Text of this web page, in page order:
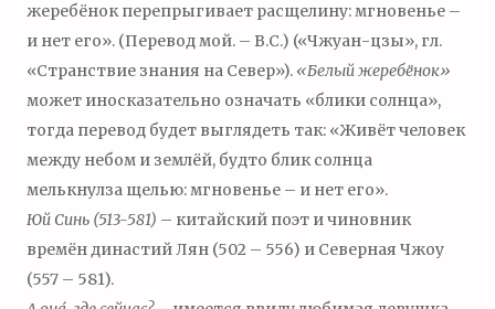
жеребёнок перепрыгивает расщелину: мгновенье –
и нет его». (Перевод мой. – В.С.) («Чжуан-цзы», гл.
«Странствие знания на Север»). «Белый жеребёнок»
может иносказательно означать «блики солнца»,
тогда перевод будет выглядеть так: «Живёт человек
между небом и землёй, будто блик солнца
мелькнулза щелью: мгновенье – и нет его».
Юй Синь (513-581) – китайский поэт и чиновник
времён династий Лян (502 – 556) и Северная Чжоу
(557 – 581).